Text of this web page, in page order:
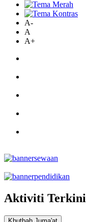
A-
A
A+
Aktiviti Terkini